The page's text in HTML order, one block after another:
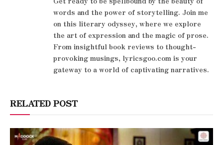
words and the power of storytelling. Join me
on this literary odyssey, where we explore
the art of expression and the magic of prose.
From insightful book reviews to thought-
provoking musings, lyricsgoo.com is your
gateway to a world of captivating narratives.
RELATED POST